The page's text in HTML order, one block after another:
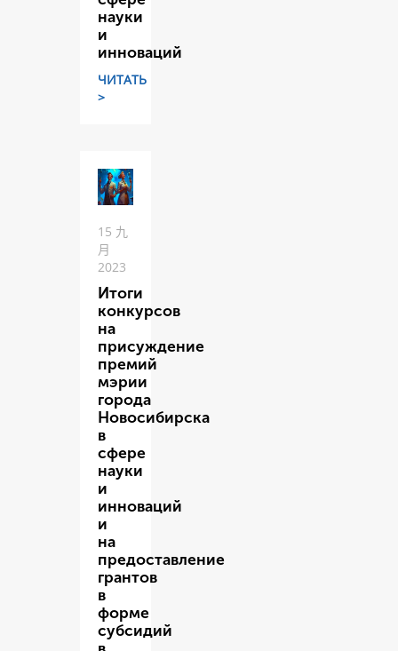
науки
и
инноваций
ЧИТАТЬ
>
15 九
月
2023
Итоги
конкурсов
на
присуждение
премий
мэрии
города
Новосибирска
в
сфере
науки
и
инноваций
и
на
предоставление
грантов
в
форме
субсидий